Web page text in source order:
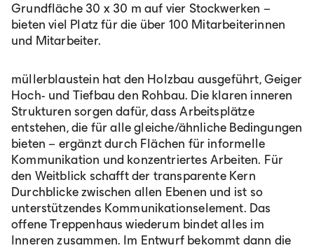
Grundfläche 30 x 30 m auf vier Stockwerken –
bieten viel Platz für die über 100 Mitarbeiterinnen
und Mitarbeiter.
müllerblaustein hat den Holzbau ausgeführt, Geiger
Hoch- und Tiefbau den Rohbau. Die klaren inneren
Strukturen sorgen dafür, dass Arbeitsplätze
entstehen, die für alle gleiche/ähnliche Bedingungen
bieten – ergänzt durch Flächen für informelle
Kommunikation und konzentriertes Arbeiten. Für
den Weitblick schafft der transparente Kern
Durchblicke zwischen allen Ebenen und ist so
unterstützendes Kommunikationselement. Das
offene Treppenhaus wiederum bindet alles im
Inneren zusammen. Im Entwurf bekommt dann die